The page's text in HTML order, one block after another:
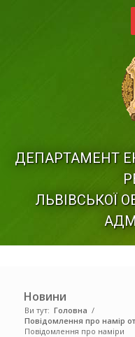
ДЕПАРТАМЕНТ
ЛЬВІВСЬКОЇ
Новини
Ви тут: Головна /
Повідомлення про намір
Повідомлення про наміри